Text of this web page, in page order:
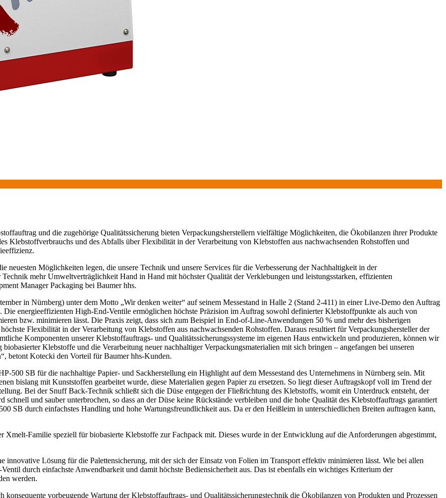
und die zugehörige Qualitätssicherung bieten Verpackungsherstellern vielfältige Möglichkeiten, die Ökobilanzen ihrer Produkte
Klebstoffverbrauchs und des Abfalls über Flexibilität in der Verarbeitung von Klebstoffen aus nachwachsenden Rohstoffen und
neuesten Möglichkeiten legen, die unsere Technik und unsere Services für die Verbesserung der Nachhaltigkeit in der
mehr Umweltverträglichkeit Hand in Hand mit höchster Qualität der Verklebungen und leistungsstarken, effizienten
Manager Packaging bei Baumer hhs.
in Nürnberg) unter dem Motto „Wir denken weiter“ auf seinem Messestand in Halle 2 (Stand 2-411) in einer Live-Demo den Auftrag
energieeffizienten High-End-Ventile ermöglichen höchste Präzision im Auftrag sowohl definierter Klebstoffpunkte als auch von
bzw. minimieren lässt. Die Praxis zeigt, dass sich zum Beispiel in End-of-Line-Anwendungen 50 % und mehr des bisherigen
Flexibilität in der Verarbeitung von Klebstoffen aus nachwachsenden Rohstoffen. Daraus resultiert für Verpackungshersteller der
Komponenten unserer Klebstoffauftrags- und Qualitätssicherungssysteme im eigenen Haus entwickeln und produzieren, können wir
Klebstoffe und die Verarbeitung neuer nachhaltiger Verpackungsmaterialien mit sich bringen – angefangen bei unseren
betont Kotecki den Vorteil für Baumer hhs-Kunden.
500 SB für die nachhaltige Papier- und Sackherstellung ein Highlight auf dem Messestand des Unternehmens in Nürnberg sein. Mit
bislang mit Kunststoffen gearbeitet wurde, diese Materialien gegen Papier zu ersetzen. So liegt dieser Auftragskopf voll im Trend der
Bei der Snuff Back-Technik schließt sich die Düse entgegen der Fließrichtung des Klebstoffs, womit ein Unterdruck entsteht, der
und sauber unterbrochen, so dass an der Düse keine Rückstände verbleiben und die hohe Qualität des Klebstoffauftrags garantiert
SB durch einfachstes Handling und hohe Wartungsfreundlichkeit aus. Da er den Heißleim in unterschiedlichen Breiten auftragen kann,
Xmelt-Familie speziell für biobasierte Klebstoffe zur Fachpack mit. Dieses wurde in der Entwicklung auf die Anforderungen abgestimmt,
Lösung für die Palettensicherung, mit der sich der Einsatz von Folien im Transport effektiv minimieren lässt. Wie bei allen
durch einfachste Anwendbarkeit und damit höchste Bediensicherheit aus. Das ist ebenfalls ein wichtiges Kriterium der
werden.
konsequente vorbeugende Wartung der Klebstoffauftrags- und Qualitätssicherungstechnik die Ökobilanzen von Produkten und Prozessen